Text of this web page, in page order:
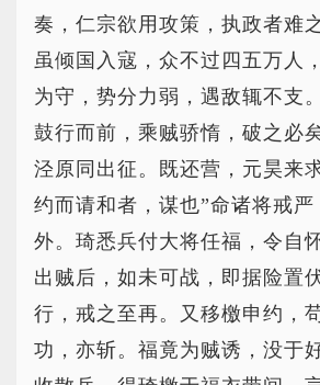
奏，仁宗欲用攻策，执政者难
虽倾国入寇，众不过四五万人
为守，势分力弱，遇敌辄不支
鼓行而前，乘贼骄惰，破之必
泾原同出征。既还营，元昊来
约而请和者，谋也”命诸将戒严
外。琦悉兵付大将任福，令自
出贼后，如未可战，即据险置
行，戒之至再。又移檄申约，
功，亦斩。福竟为贼诱，没于